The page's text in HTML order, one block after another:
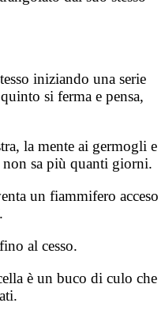
iniziando una serie
si ferma e pensa,
la mente ai germogli e
sa più quanti giorni.
un fiammifero acceso
al cesso.
è un buco di culo che